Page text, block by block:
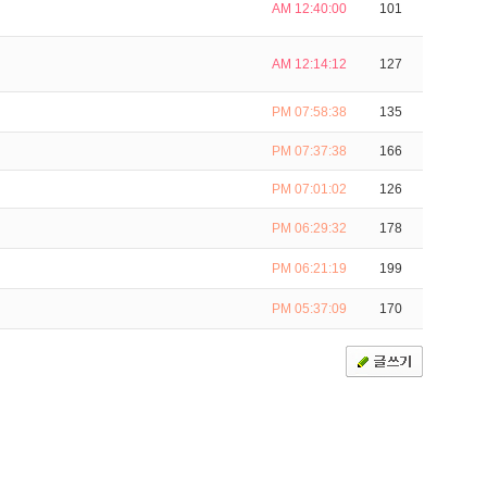
AM 12:40:00 101
AM 12:14:12 127
PM 07:58:38 135
PM 07:37:38 166
PM 07:01:02 126
PM 06:29:32 178
PM 06:21:19 199
PM 05:37:09 170